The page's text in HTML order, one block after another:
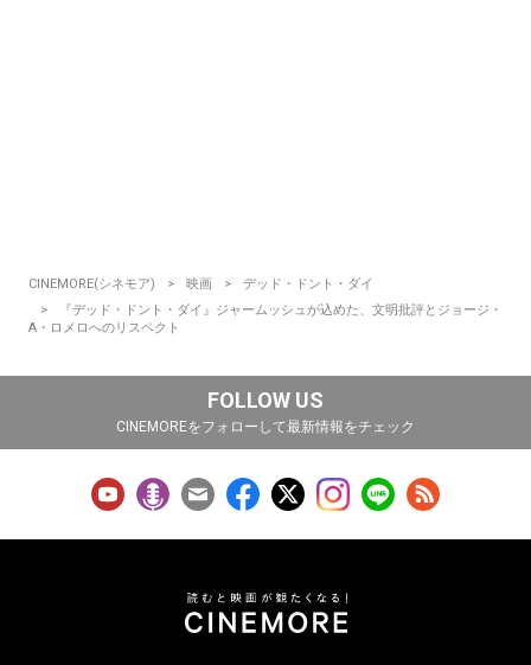
CINEMORE(シネモア) 映画
デッド・ドント・ダイ
『デッド・ドント・ダイ』ジャームッシュが込めた、文明批評とジョージ・
A・ロメロへのリスペクト
FOLLOW US
CINEMOREをフォローして最新情報をチェック